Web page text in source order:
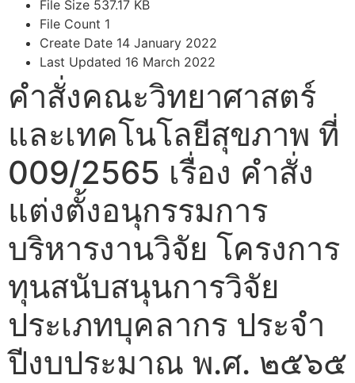
File Size 537.17 KB
File Count 1
Create Date 14 January 2022
Last Updated 16 March 2022
คำสั่งคณะวิทยาศาสตร์
และเทคโนโลยีสุขภาพ ที่
009/2565 เรื่อง คำสั่ง
แต่งตั้งอนุกรรมการ
บริหารงานวิจัย โครงการ
ทุนสนับสนุนการวิจัย
ประเภทบุคลากร ประจำ
ปีงบประมาณ พ.ศ. ๒๕๖๕